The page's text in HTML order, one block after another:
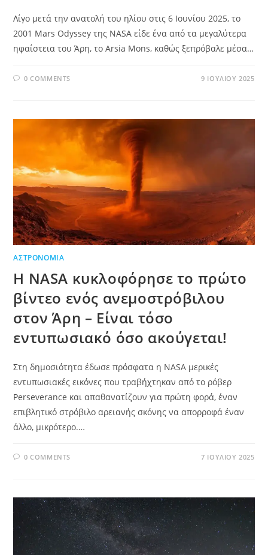
Λίγο μετά την ανατολή του ηλίου στις 6 Ιουνίου 2025, το
2001 Mars Odyssey της NASA είδε ένα από τα μεγαλύτερα
ηφαίστεια του Άρη, το Arsia Mons, καθώς ξεπρόβαλε μέσα…
0 COMMENTS 9 ΙΟΥΛΊΟΥ 2025
ΑΣΤΡΟΝΟΜΊΑ
Η NASA κυκλοφόρησε το πρώτο
βίντεο ενός ανεμοστρόβιλου
στον Άρη – Είναι τόσο
εντυπωσιακό όσο ακούγεται!
Στη δημοσιότητα έδωσε πρόσφατα η NASA μερικές
εντυπωσιακές εικόνες που τραβήχτηκαν από το ρόβερ
Perseverance και απαθανατίζουν για πρώτη φορά, έναν
επιβλητικό στρόβιλο αρειανής σκόνης να απορροφά έναν
άλλο, μικρότερο.…
0 COMMENTS 7 ΙΟΥΛΊΟΥ 2025